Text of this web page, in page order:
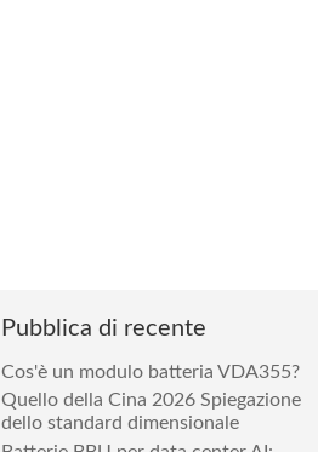
Pubblica di recente
Cos'è un modulo batteria VDA355?
Quello della Cina 2026 Spiegazione
dello standard dimensionale